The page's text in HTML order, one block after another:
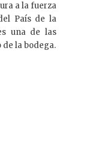
a la fuerza
País de la
una de las
la bodega.